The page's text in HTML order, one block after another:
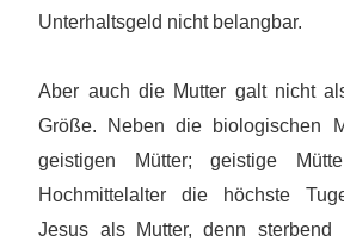
Unterhaltsgeld nicht belangbar.
Aber auch die Mutter galt nicht
Größe. Neben die biologischen
geistigen Mütter; geistige
Hochmittelalter die höchste
Jesus als Mutter, denn